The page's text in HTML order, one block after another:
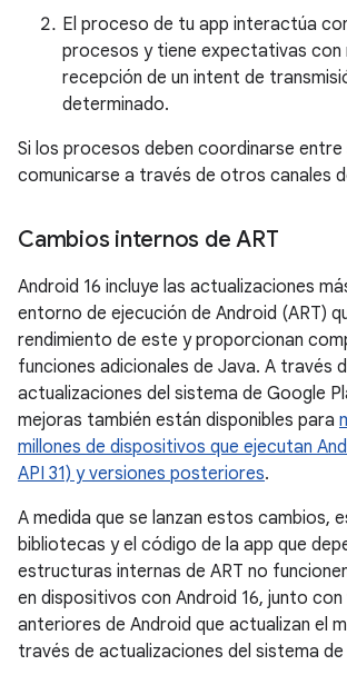
El proceso de tu app interactúa
procesos y tiene expectativas con
recepción de un intent de
determinado.
Si los procesos deben coordinarse entre
comunicarse a través de otros canales
Cambios internos de ART
Android 16 incluye las actualizaciones
entorno de ejecución de Android (ART)
rendimiento de este y proporcionan
funciones adicionales de Java. A través
actualizaciones del sistema de Google
mejoras también están disponibles para
millones de dispositivos que ejecutan
API 31) y versiones posteriores.
A medida que se lanzan estos cambios,
bibliotecas y el código de la app que
estructuras internas de ART no
en dispositivos con Android 16, junto con
anteriores de Android que actualizan el
través de actualizaciones del sistema de